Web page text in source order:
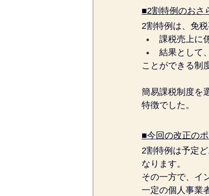
■2割特例のおさ
2割特例は、免
課税売上に
結果として
ことができる制
簡易課税制度を
特徴でした。
■今回の改正の
2割特例は予定
なります。
その一方で、イ
一定の個人事業